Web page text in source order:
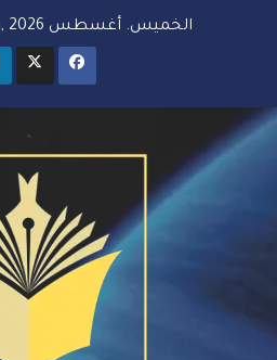
الخميس. أغسطس 6th, 2026